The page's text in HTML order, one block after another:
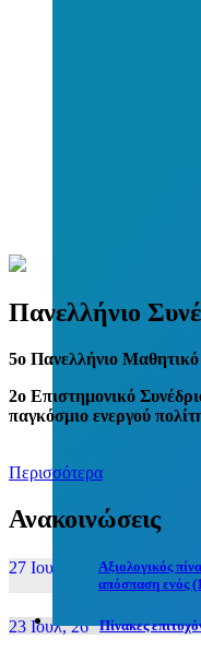
Πανελλήνιο
5o Πανελλήνιο Μαθητικό
2ο Επιστημονικό
παγκόσμιο ενεργού
Περισσότερα
Ανακοινώσεις
27 Ιουν, 26
Αξιολογικός
απόσπαση ενός
23 Ιουλ, 26 Πίνακες